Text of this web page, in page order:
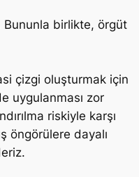
Bununla birlikte, örgüt
çizgi oluşturmak için
uygulanması zor
riskiyle karşı
öngörülere dayalı